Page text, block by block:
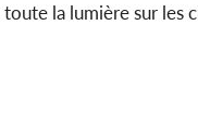
la lumière sur les